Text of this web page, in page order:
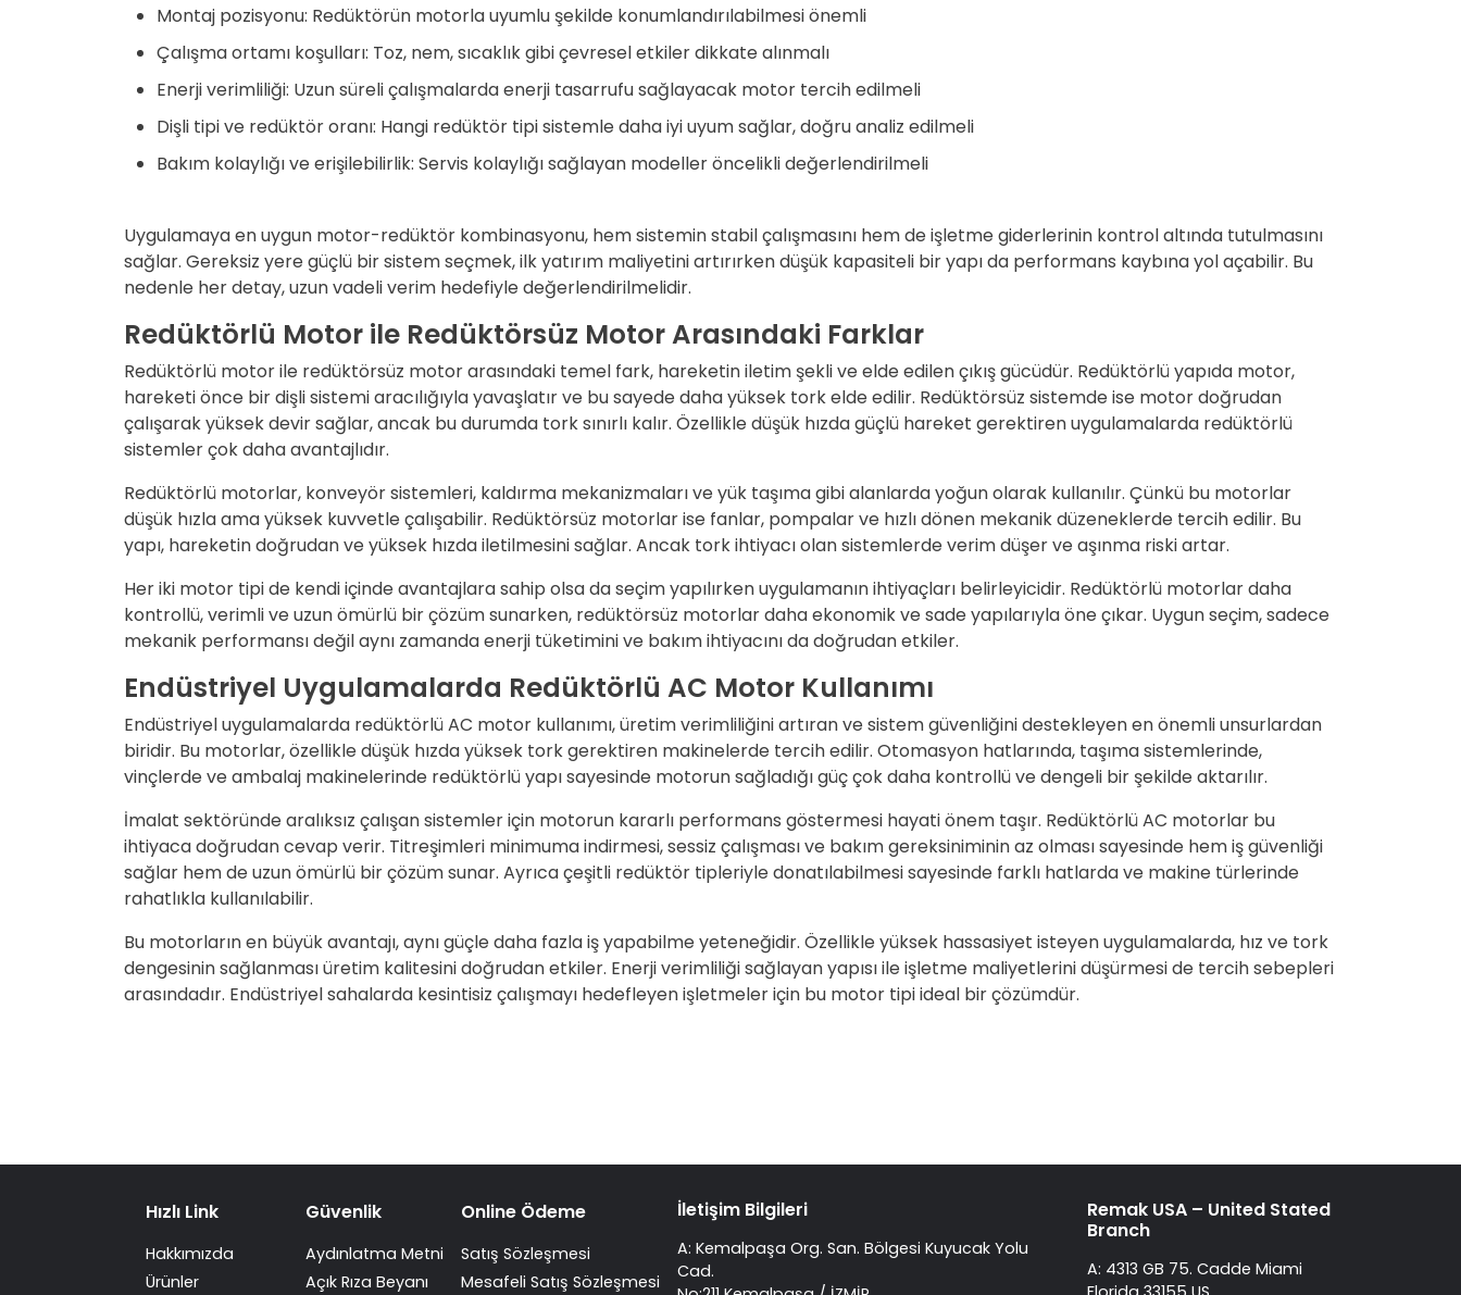
Montaj pozisyonu: Redüktörün motorla uyumlu şekilde konumlandırılabilmesi önemli
Çalışma ortamı koşulları: Toz, nem, sıcaklık gibi çevresel etkiler dikkate alınmalı
Enerji verimliliği: Uzun süreli çalışmalarda enerji tasarrufu sağlayacak motor tercih edilmeli
Dişli tipi ve redüktör oranı: Hangi redüktör tipi sistemle daha iyi uyum sağlar, doğru analiz edilmeli
Bakım kolaylığı ve erişilebilirlik: Servis kolaylığı sağlayan modeller öncelikli değerlendirilmeli
Uygulamaya en uygun motor-redüktör kombinasyonu, hem sistemin stabil çalışmasını hem de işletme giderlerinin kontrol altında tutulmasını
sağlar. Gereksiz yere güçlü bir sistem seçmek, ilk yatırım maliyetini artırırken düşük kapasiteli bir yapı da performans kaybına yol açabilir. Bu
nedenle her detay, uzun vadeli verim hedefiyle değerlendirilmelidir.
Redüktörlü Motor ile Redüktörsüz Motor Arasındaki Farklar
Redüktörlü motor ile redüktörsüz motor arasındaki temel fark, hareketin iletim şekli ve elde edilen çıkış gücüdür. Redüktörlü yapıda motor,
hareketi önce bir dişli sistemi aracılığıyla yavaşlatır ve bu sayede daha yüksek tork elde edilir. Redüktörsüz sistemde ise motor doğrudan
çalışarak yüksek devir sağlar, ancak bu durumda tork sınırlı kalır. Özellikle düşük hızda güçlü hareket gerektiren uygulamalarda redüktörlü
sistemler çok daha avantajlıdır.
Redüktörlü motorlar, konveyör sistemleri, kaldırma mekanizmaları ve yük taşıma gibi alanlarda yoğun olarak kullanılır. Çünkü bu motorlar
düşük hızla ama yüksek kuvvetle çalışabilir. Redüktörsüz motorlar ise fanlar, pompalar ve hızlı dönen mekanik düzeneklerde tercih edilir. Bu
yapı, hareketin doğrudan ve yüksek hızda iletilmesini sağlar. Ancak tork ihtiyacı olan sistemlerde verim düşer ve aşınma riski artar.
Her iki motor tipi de kendi içinde avantajlara sahip olsa da seçim yapılırken uygulamanın ihtiyaçları belirleyicidir. Redüktörlü motorlar daha
kontrollü, verimli ve uzun ömürlü bir çözüm sunarken, redüktörsüz motorlar daha ekonomik ve sade yapılarıyla öne çıkar. Uygun seçim, sadece
mekanik performansı değil aynı zamanda enerji tüketimini ve bakım ihtiyacını da doğrudan etkiler.
Endüstriyel Uygulamalarda Redüktörlü AC Motor Kullanımı
Endüstriyel uygulamalarda redüktörlü AC motor kullanımı, üretim verimliliğini artıran ve sistem güvenliğini destekleyen en önemli unsurlardan
biridir. Bu motorlar, özellikle düşük hızda yüksek tork gerektiren makinelerde tercih edilir. Otomasyon hatlarında, taşıma sistemlerinde,
vinçlerde ve ambalaj makinelerinde redüktörlü yapı sayesinde motorun sağladığı güç çok daha kontrollü ve dengeli bir şekilde aktarılır.
İmalat sektöründe aralıksız çalışan sistemler için motorun kararlı performans göstermesi hayati önem taşır. Redüktörlü AC motorlar bu
ihtiyaca doğrudan cevap verir. Titreşimleri minimuma indirmesi, sessiz çalışması ve bakım gereksiniminin az olması sayesinde hem iş güvenliği
sağlar hem de uzun ömürlü bir çözüm sunar. Ayrıca çeşitli redüktör tipleriyle donatılabilmesi sayesinde farklı hatlarda ve makine türlerinde
rahatlıkla kullanılabilir.
Bu motorların en büyük avantajı, aynı güçle daha fazla iş yapabilme yeteneğidir. Özellikle yüksek hassasiyet isteyen uygulamalarda, hız ve tork
dengesinin sağlanması üretim kalitesini doğrudan etkiler. Enerji verimliliği sağlayan yapısı ile işletme maliyetlerini düşürmesi de tercih sebepleri
arasındadır. Endüstriyel sahalarda kesintisiz çalışmayı hedefleyen işletmeler için bu motor tipi ideal bir çözümdür.
Hızlı Link
Hakkımızda
Ürünler
Güvenlik
Aydınlatma Metni
Açık Rıza Beyanı
Online Ödeme
Satış Sözleşmesi
Mesafeli Satış Sözleşmesi
İletişim Bilgileri
A: Kemalpaşa Org. San. Bölgesi Kuyucak Yolu
Cad.
Remak USA – United Stated
Branch
A: 4313 GB 75. Cadde Miami